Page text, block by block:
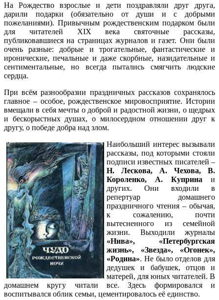
На Рождество взрослые и дети поздравляли друг друга,
дарили подарки (обязательно от души и с добрыми
пожеланиями). Привычным рождественским подарком были
для читателей XIX века святочные рассказы,
публиковавшиеся на страницах журналов и газет. Они были
очень разные: добрые и трогательные, фантастические и
иронические, печальные и даже скорбные, назидательные и
сентиментальные, но всегда пытались смягчить людские
сердца.
При всём разнообразии праздничных рассказов сохранялось
главное – особое, рождественское мировосприятие. Истории
вмещали в себя мечты о доброй и радостной жизни, о щедрых
и бескорыстных душах, о милосердном отношении друг к
другу, о победе добра над злом.
Наибольший интерес вызывали
рассказы, под которыми стояли
подписи известных писателей –
Н. Лескова, А. Чехова, В.
Короленко, А. Куприна и
других. Они входили в
репертуар домашнего
праздничного чтения – обычая,
к сожалению, почти
вытесненного из семейной
жизни. Выходили журналы
«Нива», «Петербургская
жизнь», «Звезда», «Огонек»,
«Родина». Не было отделов для
дедушек и бабушек, отцов и
матерей, для юных читателей. В
домашнем кругу читали все. Здесь формировался и
воспитывался облик семьи, цементировалось её единство.